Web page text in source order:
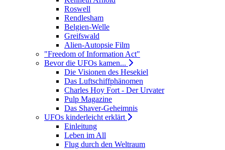
Roswell
Rendlesham
Belgien-Welle
Greifswald
Alien-Autopsie Film
"Freedom of Information Act"
Bevor die UFOs kamen...
Die Visionen des Hesekiel
Das Luftschiffphänomen
Charles Hoy Fort - Der Urvater
Pulp Magazine
Das Shaver-Geheimnis
UFOs kinderleicht erklärt
Einleitung
Leben im All
Flug durch den Weltraum